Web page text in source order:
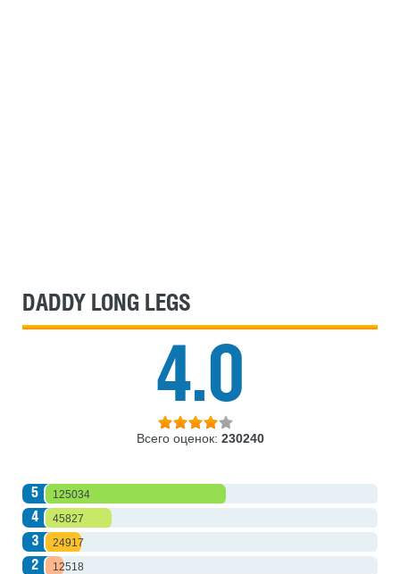
DADDY LONG LEGS
4.0
Всего оценок: 230240
5 125034
4 45827
3 24917
2 12518